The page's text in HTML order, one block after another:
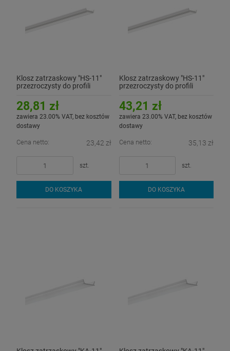
Klosz zatrzaskowy "HS-11"
przezroczysty do profili
28,81 zł
zawiera 23.00% VAT, bez kosztów
dostawy
Cena netto: 23,42 zł
szt.
DO KOSZYKA
Klosz zatrzaskowy "HS-11"
przezroczysty do profili
43,21 zł
zawiera 23.00% VAT, bez kosztów
dostawy
Cena netto: 35,13 zł
szt.
DO KOSZYKA